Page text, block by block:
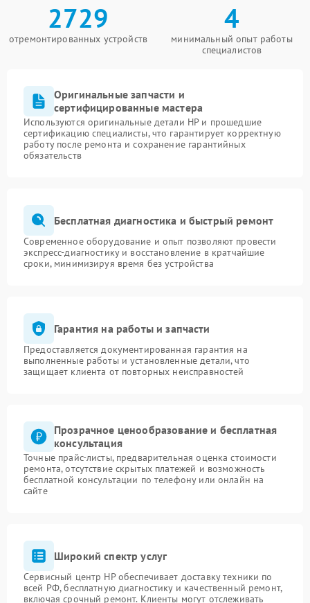
2729
отремонтированных устройств
4
минимальный опыт работы
специалистов
Оригинальные запчасти и
сертифицированные мастера
Используются оригинальные детали HP и прошедшие
сертификацию специалисты, что гарантирует корректную
работу после ремонта и сохранение гарантийных
обязательств
Бесплатная диагностика и быстрый ремонт
Современное оборудование и опыт позволяют провести
экспресс-диагностику и восстановление в кратчайшие
сроки, минимизируя время без устройства
Гарантия на работы и запчасти
Предоставляется документированная гарантия на
выполненные работы и установленные детали, что
защищает клиента от повторных неисправностей
Прозрачное ценообразование и бесплатная
консультация
Точные прайс-листы, предварительная оценка стоимости
ремонта, отсутствие скрытых платежей и возможность
бесплатной консультации по телефону или онлайн на
сайте
Широкий спектр услуг
Сервисный центр HP обеспечивает доставку техники по
всей РФ, бесплатную диагностику и качественный ремонт,
включая срочный ремонт. Клиенты могут отслеживать